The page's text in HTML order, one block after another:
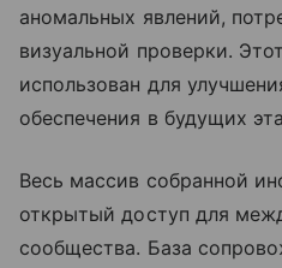
аномальных явлений,
визуальной проверки.
использован для
обеспечения в будущих
Весь массив собранной
открытый доступ для
сообщества. База